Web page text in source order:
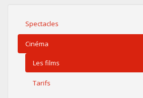
Spectacles
Cinéma
Les films
Tarifs